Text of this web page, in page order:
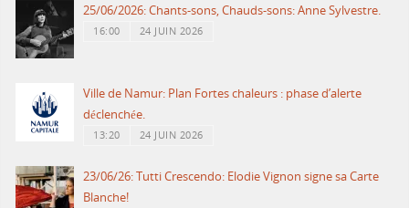
25/06/2026: Chants-sons, Chauds-sons: Anne Sylvestre.
16:00 24 JUIN 2026
Ville de Namur: Plan Fortes chaleurs : phase d’alerte
déclenchée.
13:20 24 JUIN 2026
23/06/26: Tutti Crescendo: Elodie Vignon signe sa Carte
Blanche!